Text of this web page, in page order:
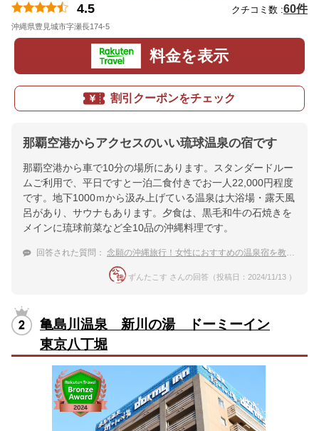
4.5 クチコミ数 :60件
沖縄県豊見城市字瀬長174-5
料金を表示
割引クーポンをチェック
那覇空港からアクセスのいい琉球温泉の宿です
那覇空港から車で10分の場所にあります。スタンダードルー
ムご利用で、平日ですと一泊二食付きでお一人22,000円程度
です。地下1000ｍから汲み上げている温泉は大浴場・露天風
呂があり、サウナもあります。夕食は、黒毛和牛の石焼きを
メインに琉球前菜など全10品の沖縄料理です。
回答された質問： 念願の沖縄旅行！女性におすすめの温泉宿を教えて
ずんたこす さんの回答（投稿日：2024/11/13 ）
亀島川温泉 新川の湯 ドーミーイン
東京八丁堀